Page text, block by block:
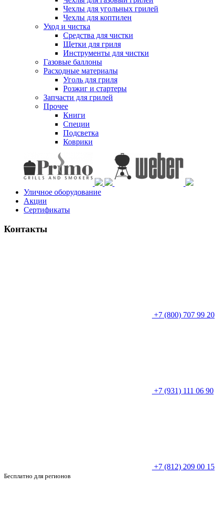
Чехлы для угольных грилей
Чехлы для коптилен
Уход и чистка
Средства для чистки
Щетки для гриля
Инструменты для чистки
Газовые баллоны
Расходные материалы
Уголь для гриля
Розжиг и стартеры
Запчасти для грилей
Прочее
Книги
Специи
Подсветка
Коврики
Уличное оборудование
Акции
Сертификаты
Контакты
+7 (800) 707 99 20
+7 (931) 111 06 90
+7 (812) 209 00 15
Бесплатно для регионов